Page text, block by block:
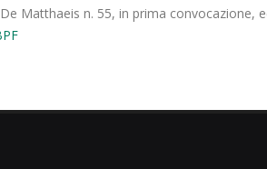
Matthaeis n. 55, in prima